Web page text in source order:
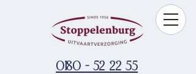
0180 - 52 22 55